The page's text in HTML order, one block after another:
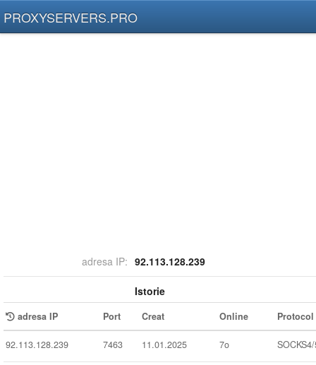
PROXYSERVERS.PRO
adresa IP: 92.113.128.239
Istorie
adresa IP Port Creat Online Protocol
92.113.128.239 7463 11.01.2025 7o